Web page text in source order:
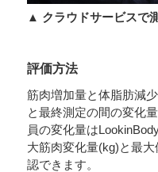
▲ クラウドサービスで
評価方法
筋肉増加量と体脂肪減
と最終測定の間の変化
員の変化量は
大筋肉変化量(kg)と最
認できます。